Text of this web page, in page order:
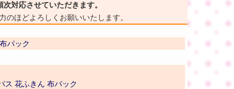
対応させていただきます。
のほどよろしくお願いいたします。
パック
ス 花ふきん 布パック